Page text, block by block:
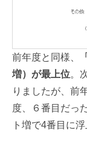
前年度と同様、
増） が最上位。
りましたが、前
度、６番目だっ
ト増で4番目に浮